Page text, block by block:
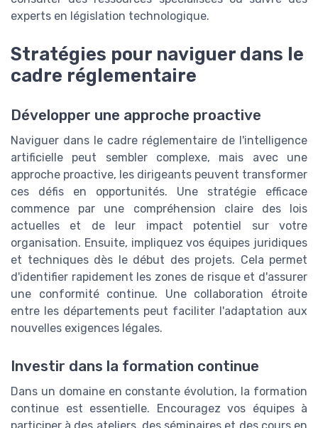
experts en législation technologique.
Stratégies pour naviguer dans le
cadre réglementaire
Développer une approche proactive
Naviguer dans le cadre réglementaire de l'intelligence
artificielle peut sembler complexe, mais avec une
approche proactive, les dirigeants peuvent transformer
ces défis en opportunités. Une stratégie efficace
commence par une compréhension claire des lois
actuelles et de leur impact potentiel sur votre
organisation. Ensuite, impliquez vos équipes juridiques
et techniques dès le début des projets. Cela permet
d'identifier rapidement les zones de risque et d'assurer
une conformité continue. Une collaboration étroite
entre les départements peut faciliter l'adaptation aux
nouvelles exigences légales.
Investir dans la formation continue
Dans un domaine en constante évolution, la formation
continue est essentielle. Encouragez vos équipes à